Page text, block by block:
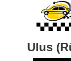
Ulus